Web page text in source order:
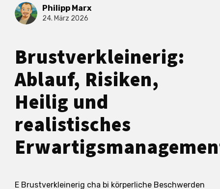
Philipp Marx
24. März 2026
Brustverkleinerig:
Ablauf, Risiken,
Heilig und
realistisches
E Brustverkleinerig cha bi körperliche Beschwerden